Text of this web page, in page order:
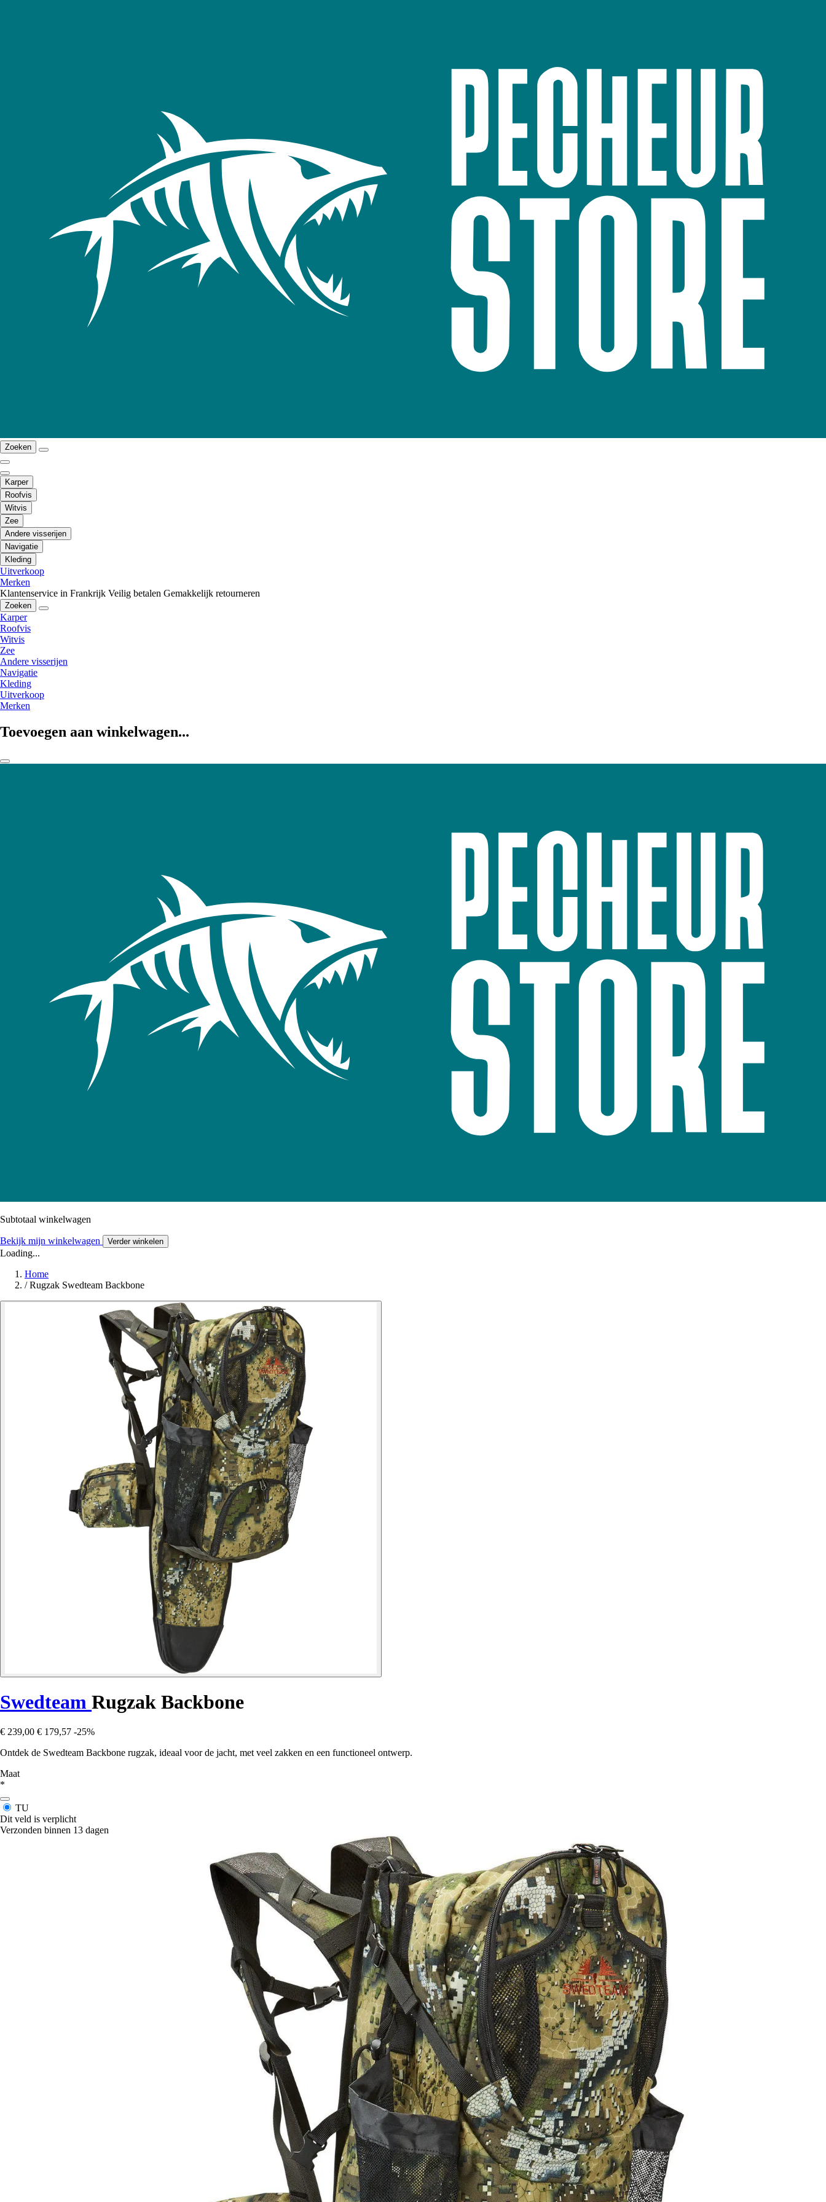
Zoeken
Karper
Roofvis
Witvis
Zee
Andere visserijen
Navigatie
Kleding
Uitverkoop
Merken
Klantenservice in Frankrijk Veilig betalen Gemakkelijk retourneren
Zoeken
Karper
Roofvis
Witvis
Zee
Andere visserijen
Navigatie
Kleding
Uitverkoop
Merken
Toevoegen aan winkelwagen...
Subtotaal winkelwagen
Bekijk mijn winkelwagen Verder winkelen
Loading...
Home
/ Rugzak Swedteam Backbone
Swedteam Rugzak Backbone
€ 239,00 € 179,57 -25%
Ontdek de Swedteam Backbone rugzak, ideaal voor de jacht, met veel zakken en een functioneel ontwerp.
Maat
*
TU
Dit veld is verplicht
Verzonden binnen 13 dagen